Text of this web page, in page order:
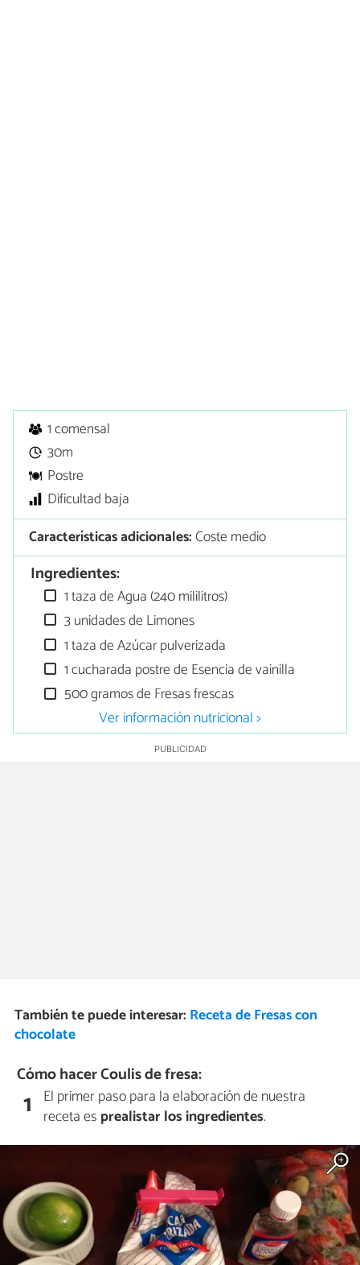
1 comensal
30m
Postre
Dificultad baja
Características adicionales:Coste medio
Ingredientes:
1 taza de Agua (240 mililitros)
3 unidades de Limones
1 taza de Azúcar pulverizada
1 cucharada postre de Esencia de vainilla
500 gramos de Fresas frescas
Ver información nutricional >
También te puede interesar: Receta de Fresas con
chocolate
Cómo hacer Coulis de fresa:
1 El primer paso para la elaboración de nuestra
receta es prealistar los ingredientes.